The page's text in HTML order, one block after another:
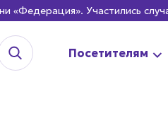
Участились случаи
Посетителям